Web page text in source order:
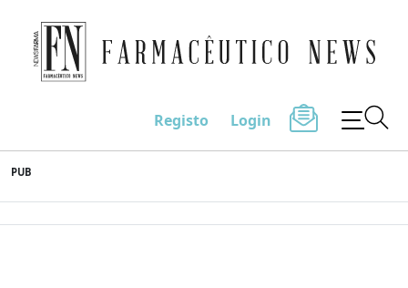
to
content
Farmacêutico News
Registo Login
PUB